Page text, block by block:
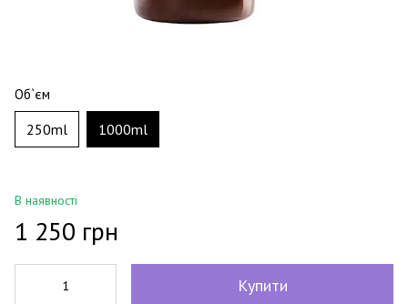
Об`єм
250ml 1000ml
В наявності
1 250 грн
Купити